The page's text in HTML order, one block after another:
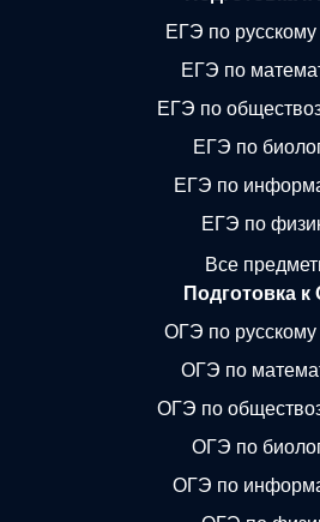
ЕГЭ по русскому
ЕГЭ по
ЕГЭ по
ЕГЭ по
ЕГЭ по
ЕГЭ по
Все
Подготовка к
ОГЭ по русскому
ОГЭ по
ОГЭ по
ОГЭ по
ОГЭ по